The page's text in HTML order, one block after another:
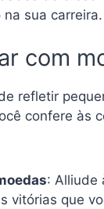
na sua carreira.
com
refletir
confere às
: Alliude
vitórias que